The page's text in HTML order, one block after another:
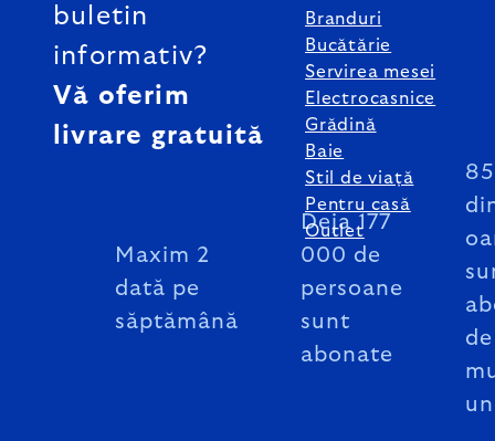
buletin
informativ?
Vă oferim
livrare gratuită
Maxim 2
dată pe
săptămână
Deja 177
000 de
persoane
sunt
abonate
Branduri
Bucătărie
Servirea mesei
Electrocasnice
Grădină
Baie
Stil de viață
Pentru casă
Outlet